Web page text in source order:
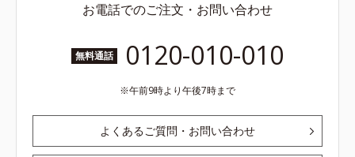
お電話でのご注文・お問い合わせ
無料通話 0120-010-010
午前9時より午後7時まで
よくあるご質問・お問い合わせ